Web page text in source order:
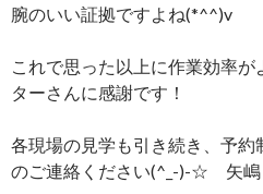
腕のいい証拠ですよね(*^^)v
これで思った以上に作業効率
ターさんに感謝です！
各現場の見学も引き続き、予
のご連絡ください(^_-)-☆ 矢嶋